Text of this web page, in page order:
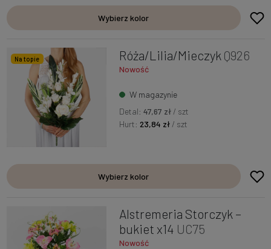
Wybierz kolor
Na topie Róża/Lilia/Mieczyk Q926
Nowość
W magazynie
Detal: 47,67 zł / szt
Hurt:23,84 zł / szt
Wybierz kolor
Alstremeria Storczyk –
bukiet x14 UC75
Nowość